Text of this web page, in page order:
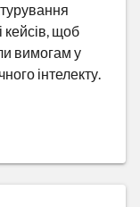
кейсів, щоб
вимогам у
інтелекту.